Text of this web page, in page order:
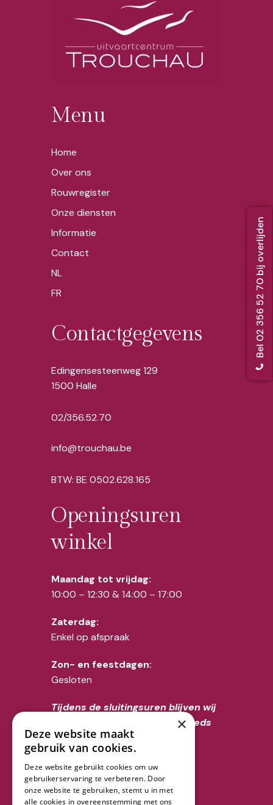
Bel 02 356 52 70 bij overlijden
Menu
Home
Over ons
Rouwregister
Onze diensten
Informatie
Contact
NL
FR
Contactgegevens
Edingensesteenweg 129
1500 Halle
02/356.52.70
info@trouchau.be
BTW: BE 0502.628.165
Openingsuren
winkel
Maandag tot vrijdag:
10:00 – 12:30 & 14:00 – 17:00
Zaterdag:
Enkel op afspraak
Zon- en feestdagen:
Gesloten
Tijdens de sluitingsuren blijven wij
voor overlijdens uiteraard steeds
telefonisch bereikbaar op het
nummer 02/356.52.70
Volg ons
×
Deze website maakt
gebruik van cookies.
Deze website gebruikt cookies om uw
gebruikerservaring te verbeteren. Door
onze website te gebruiken, stemt u in met
alle cookies in overeenstemming met ons